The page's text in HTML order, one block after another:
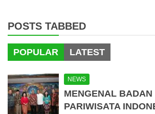
POSTS TABBED
POPULAR LATEST
NEWS
MENGENAL BADAN
PARIWISATA